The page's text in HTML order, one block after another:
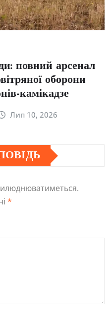
повний арсенал
оборони
камікадзе
Лип 10, 2026
*